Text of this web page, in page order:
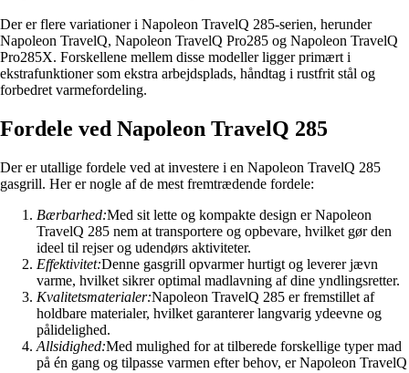
Der er flere variationer i Napoleon TravelQ 285-serien, herunder
Napoleon TravelQ, Napoleon TravelQ Pro285 og Napoleon TravelQ
Pro285X. Forskellene mellem disse modeller ligger primært i
ekstrafunktioner som ekstra arbejdsplads, håndtag i rustfrit stål og
forbedret varmefordeling.
Fordele ved Napoleon TravelQ 285
Der er utallige fordele ved at investere i en Napoleon TravelQ 285
gasgrill. Her er nogle af de mest fremtrædende fordele:
Bærbarhed:Med sit lette og kompakte design er Napoleon
TravelQ 285 nem at transportere og opbevare, hvilket gør den
ideel til rejser og udendørs aktiviteter.
Effektivitet:Denne gasgrill opvarmer hurtigt og leverer jævn
varme, hvilket sikrer optimal madlavning af dine yndlingsretter.
Kvalitetsmaterialer:Napoleon TravelQ 285 er fremstillet af
holdbare materialer, hvilket garanterer langvarig ydeevne og
pålidelighed.
Allsidighed:Med mulighed for at tilberede forskellige typer mad
på én gang og tilpasse varmen efter behov, er Napoleon TravelQ